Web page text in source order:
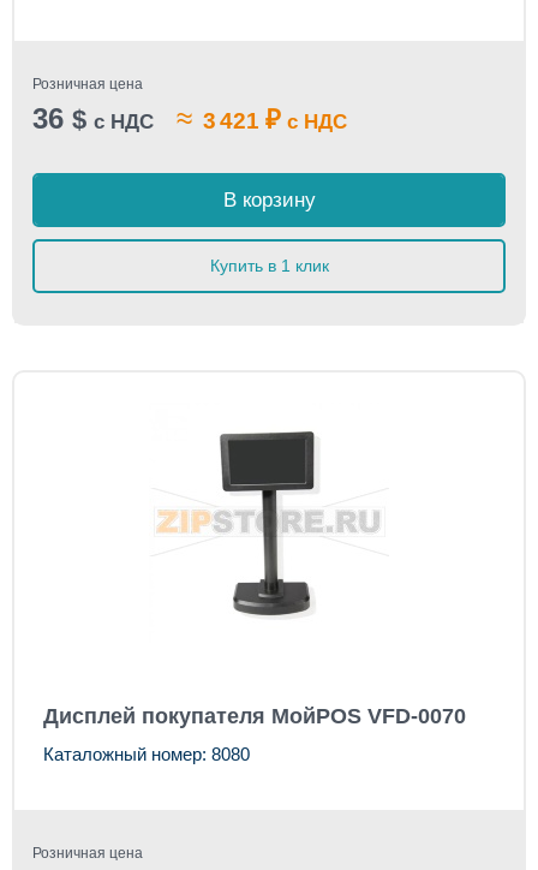
Розничная цена
36 $ с НДС ≈ 3 421 ₽ с НДС
В корзину
Купить в 1 клик
Дисплей покупателя МойPOS VFD-0070
Каталожный номер: 8080
Розничная цена